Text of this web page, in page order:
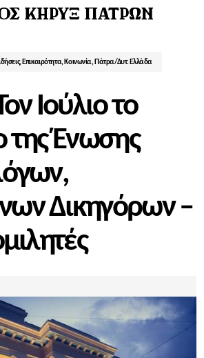
, Επικαιρότητα, Κοινωνία, Πάτρα/Δυτ. Ελλάδα
Ιούλιο το
της Ένωσης
Δικηγόρων –